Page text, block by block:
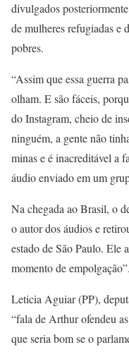
divulgados
de mulheres refugiadas e
pobres.
“Assim que essa guerra
olham. E são fáceis,
do Instagram, cheio de
ninguém, a gente não
minas e é inacreditável a
áudio enviado em um
Na chegada ao Brasil, o
o autor dos áudios e
estado de São Paulo. Ele
momento de empolgação”.
Leticia Aguiar (PP),
“fala de Arthur ofendeu
que seria bom se o